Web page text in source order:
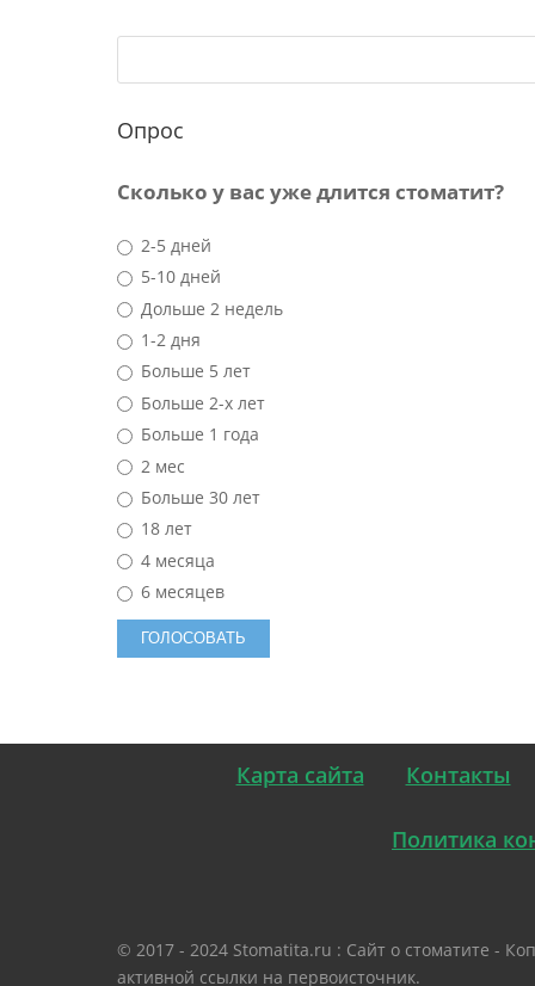
Опрос
Сколько у вас уже длится стоматит?
2-5 дней
5-10 дней
Дольше 2 недель
1-2 дня
Больше 5 лет
Больше 2-х лет
Больше 1 года
2 мес
Больше 30 лет
18 лет
4 месяца
6 месяцев
Карта сайта Контакты
Политика
© 2017 - 2024 Stomatita.ru : Сайт о стоматите -
активной ссылки на первоисточник.